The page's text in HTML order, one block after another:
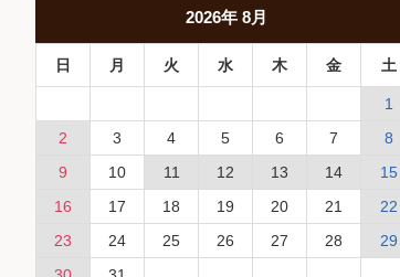
2026年 8月
日 月 火 水 木 金 土
1
2
3 4 5 6 7
8
9
10 11 12 13 14
15
16
17 18 19 20 21
22
23
24 25 26 27 28
29